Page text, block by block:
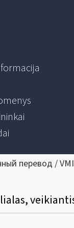
перевод /